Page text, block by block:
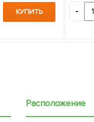
КУПИТЬ -
Расположение